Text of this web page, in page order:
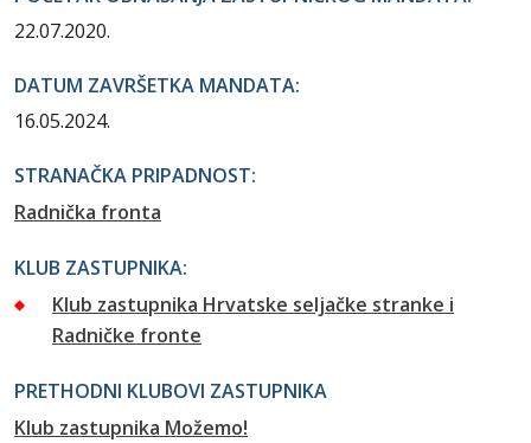
22.07.2020.
DATUM ZAVRŠETKA MANDATA:
16.05.2024.
STRANAČKA PRIPADNOST:
Radnička fronta
KLUB ZASTUPNIKA:
Klub zastupnika Hrvatske seljačke stranke i
Radničke fronte
PRETHODNI KLUBOVI ZASTUPNIKA
Klub zastupnika Možemo!